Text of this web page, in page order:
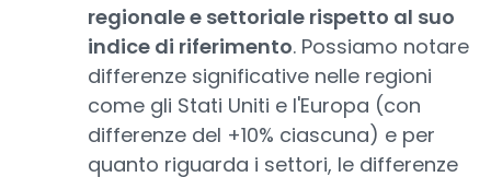
regionale e settoriale rispetto al suo
indice di riferimento. Possiamo notare
differenze significative nelle regioni
come gli Stati Uniti e l'Europa (con
differenze del +10% ciascuna) e per
quanto riguarda i settori, le differenze